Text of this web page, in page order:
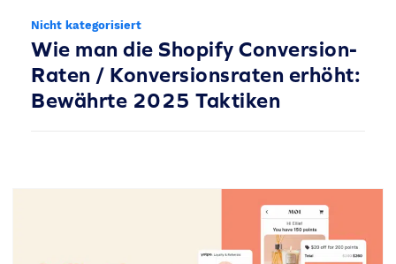
Nicht kategorisiert
Wie man die Shopify Conversion-
Raten / Konversionsraten erhöht:
Bewährte 2025 Taktiken